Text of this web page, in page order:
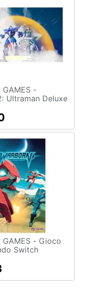
GAMES -
Ultraman Deluxe
- Gioco
Switch